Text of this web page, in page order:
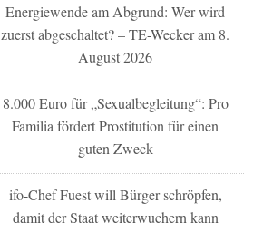
Energiewende am Abgrund: Wer wird
zuerst abgeschaltet? – TE-Wecker am 8.
August 2026
8.000 Euro für „Sexualbegleitung“: Pro
Familia fördert Prostitution für einen
guten Zweck
ifo-Chef Fuest will Bürger schröpfen,
damit der Staat weiterwuchern kann